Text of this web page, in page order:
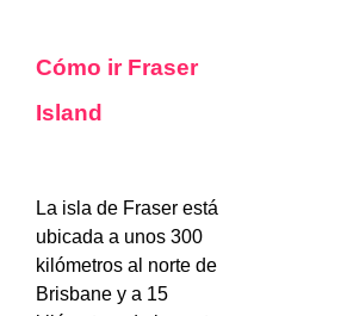
Cómo ir Fraser
Island
La isla de Fraser está
ubicada a unos 300
kilómetros al norte de
Brisbane y a 15